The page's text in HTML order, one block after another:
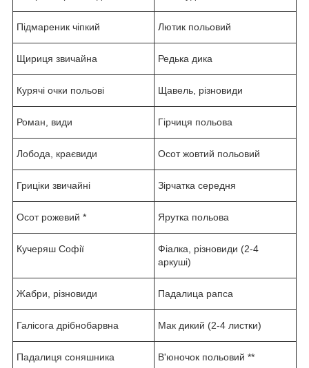
Підмареник чіпкий Лютик польовий
Щириця звичайна Редька дика
Курячі очки польові Щавель, різновиди
Роман, види Гірчиця польова
Лобода, краєвиди Осот жовтий польовий
Гриціки звичайні Зірчатка середня
Осот рожевий * Ярутка польова
Кучеряш Софії
Фіалка, різновиди (2-4
аркуші)
Жабри, різновиди Падалица рапса
Галісога дрібнобарвна Мак дикий (2-4 листки)
Падалиця соняшника В'юночок польовий **